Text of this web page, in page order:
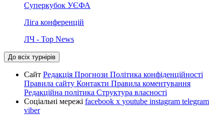
Суперкубок УЄФА
Ліга конференцій
ЛЧ - Top News
До всіх турнірів
Сайт Редакція Прогнози Політика конфіденційності
Правила сайту Контакти Правила коментування
Редакційна політика Структура власності
Соціальні мережі facebook x youtube instagram telegram
viber